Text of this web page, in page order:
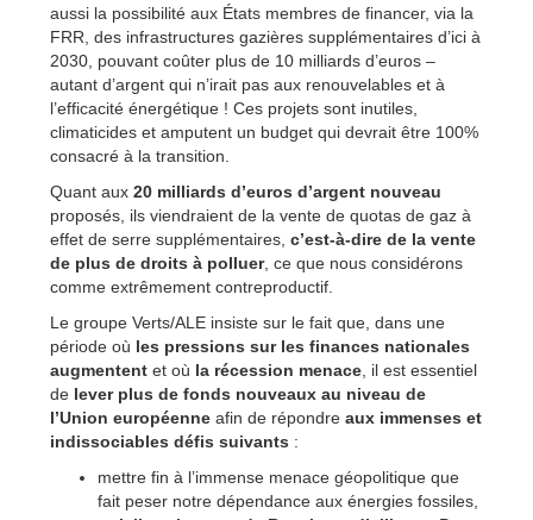
aussi la possibilité aux États membres de financer, via la
FRR, des infrastructures gazières supplémentaires d’ici à
2030, pouvant coûter plus de 10 milliards d’euros –
autant d’argent qui n’irait pas aux renouvelables et à
l’efficacité énergétique ! Ces projets sont inutiles,
climaticides et amputent un budget qui devrait être 100%
consacré à la transition.
Quant aux 20 milliards d’euros d’argent nouveau
proposés, ils viendraient de la vente de quotas de gaz à
effet de serre supplémentaires, c’est-à-dire de la vente
de plus de droits à polluer, ce que nous considérons
comme extrêmement contreproductif.
Le groupe Verts/ALE insiste sur le fait que, dans une
période où les pressions sur les finances nationales
augmentent et où la récession menace , il est essentiel
de lever plus de fonds nouveaux au niveau de
l’Union européenne afin de répondre aux immenses et
indissociables défis suivants :
mettre fin à l’immense menace géopolitique que
fait peser notre dépendance aux énergies fossiles,